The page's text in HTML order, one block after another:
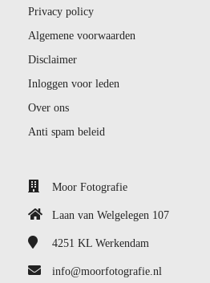
Privacy policy
Algemene voorwaarden
Disclaimer
Inloggen voor leden
Over ons
Anti spam beleid
Moor Fotografie
Laan van Welgelegen 107
4251 KL Werkendam
info@moorfotografie.nl